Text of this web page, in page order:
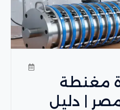
مغنطة
مصر | دليل